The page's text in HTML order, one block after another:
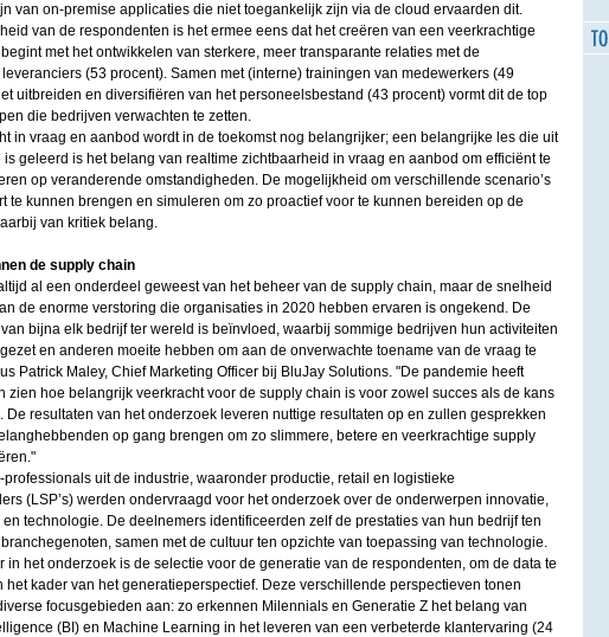
van on-premise applicaties die niet toegankelijk zijn via de cloud ervaarden dit.
van de respondenten is het ermee eens dat het creëren van een veerkrachtige
met het ontwikkelen van sterkere, meer transparante relaties met de
(53 procent). Samen met (interne) trainingen van medewerkers (49
uitbreiden en diversifiëren van het personeelsbestand (43 procent) vormt dit de top
die bedrijven verwachten te zetten.
in vraag en aanbod wordt in de toekomst nog belangrijker; een belangrijke les die uit
geleerd is het belang van realtime zichtbaarheid in vraag en aanbod om efficiënt te
op veranderende omstandigheden. De mogelijkheid om verschillende scenario’s
te kunnen brengen en simuleren om zo proactief voor te kunnen bereiden op de
van kritiek belang.
de supply chain
al een onderdeel geweest van het beheer van de supply chain, maar de snelheid
de enorme verstoring die organisaties in 2020 hebben ervaren is ongekend. De
bijna elk bedrijf ter wereld is beïnvloed, waarbij sommige bedrijven hun activiteiten
en anderen moeite hebben om aan de onverwachte toename van de vraag te
Patrick Maley, Chief Marketing Officer bij BluJay Solutions. "De pandemie heeft
zien hoe belangrijk veerkracht voor de supply chain is voor zowel succes als de kans
De resultaten van het onderzoek leveren nuttige resultaten op en zullen gesprekken
op gang brengen om zo slimmere, betere en veerkrachtige supply
uit de industrie, waaronder productie, retail en logistieke
(LSP’s) werden ondervraagd voor het onderzoek over de onderwerpen innovatie,
technologie. De deelnemers identificeerden zelf de prestaties van hun bedrijf ten
samen met de cultuur ten opzichte van toepassing van technologie.
in het onderzoek is de selectie voor de generatie van de respondenten, om de data te
het kader van het generatieperspectief. Deze verschillende perspectieven tonen
focusgebieden aan: zo erkennen Milennials en Generatie Z het belang van
(BI) en Machine Learning in het leveren van een verbeterde klantervaring (24